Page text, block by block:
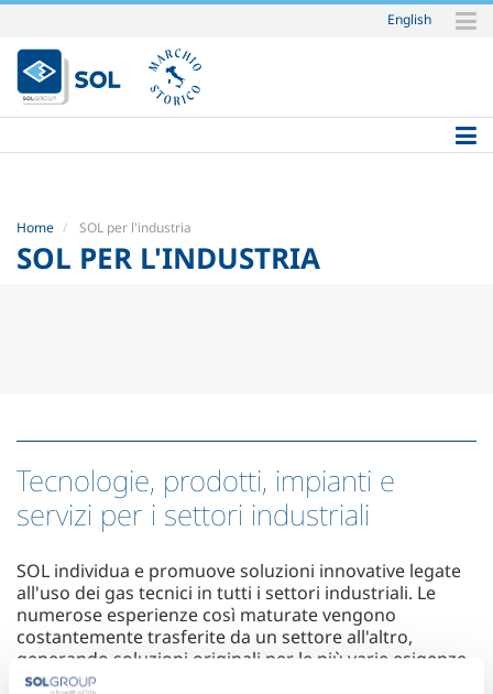
Salta
ai
contenuti.
|
alla
English
Home SOL per l'industria
SOL PER L'INDUSTRIA
Tecnologie, prodotti, impianti e
servizi per i settori industriali
SOL individua e promuove soluzioni innovative legate
all'uso dei gas tecnici in tutti i settori industriali. Le
numerose esperienze così maturate vengono
costantemente trasferite da un settore all'altro,
generando soluzioni originali per le più varie esigenze
dell'industria.